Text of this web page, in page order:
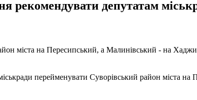
рекомендувати депутатам
міста на Пересипський, а Малинівський - на
перейменувати Суворівський район міста